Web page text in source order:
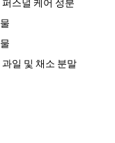
스널 케어 성분
과일 및 채소 분말